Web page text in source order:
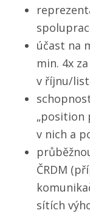
účast na
min. 4x
v říjnu/​
„position
v nich a
ČRDM
sítích